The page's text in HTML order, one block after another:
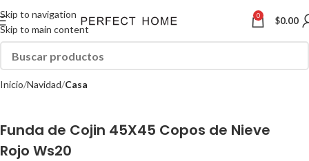
Skip to navigation
Skip to main content
0 $0.00
Inicio Navidad Casa
Funda de Cojin 45X45 Copos de Nieve
Rojo Ws20